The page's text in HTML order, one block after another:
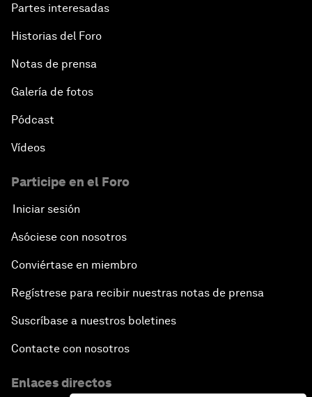
Partes interesadas
Historias del Foro
Notas de prensa
Galería de fotos
Pódcast
Vídeos
Participe en el Foro
Iniciar sesión
Asóciese con nosotros
Conviértase en miembro
Regístrese para recibir nuestras notas de prensa
Suscríbase a nuestros boletines
Contacte con nosotros
Enlaces directos